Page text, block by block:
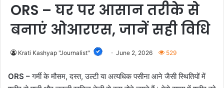
ORS – घर पर आसान तरीके से
बनाएं ओआरएस, जानें सही विधि
Krati Kashyap "Journalist" June 2, 2026 529
ORS –गर्मी के मौसम, दस्त, उल्टी या अत्यधिक पसीना आने जैसी स्थितियों में